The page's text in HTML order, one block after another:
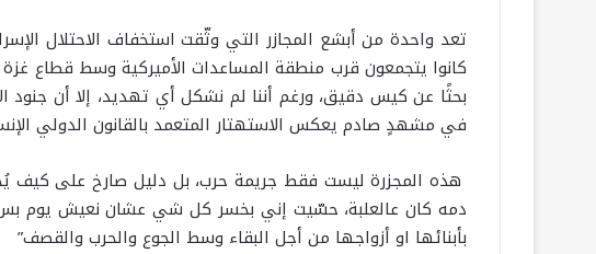
تعد واحدة من أبشع المجازر التي وثّقت استخفاف الاحتلال
كانوا يتجمعون قرب منطقة المساعدات الأميركية وسط قطاع
بحثًا عن كيس دقيق، ورغم أننا لم نشكل أي تهديد، إلا أن جنود
في مشهدٍ صادم يعكس الاستهتار المتعمد بالقانون الدولي
هذه المجزرة ليست فقط جريمة حرب، بل دليل صارخ على كيف
دمه كان عالعلبة، حسّيت إني بخسر كل شي عشان نعيش يوم بس،
بأبنائها او أزواجها من أجل البقاء وسط الجوع والحرب والقصف”